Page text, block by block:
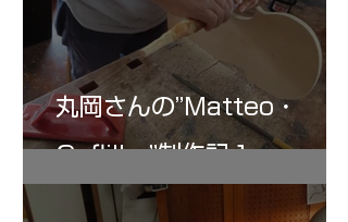
丸岡さんの”Matteo・
Gofliller”制作記１